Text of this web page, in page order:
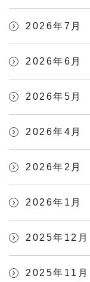
2026年7月
2026年6月
2026年5月
2026年4月
2026年2月
2026年1月
2025年12月
2025年11月